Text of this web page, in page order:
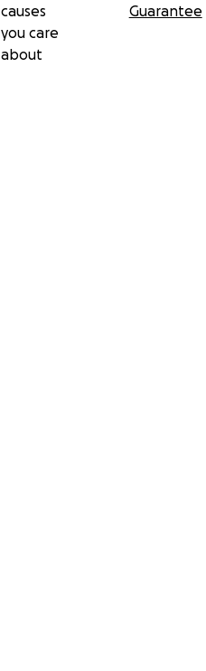
causes
you care
about
Guarantee